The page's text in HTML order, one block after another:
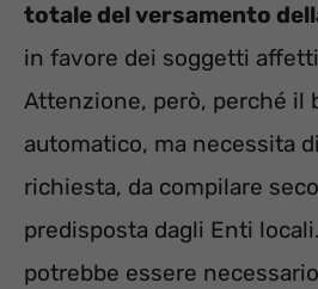
totale del versamento
in favore dei soggetti
Attenzione, però, perché il
automatico, ma necessita
richiesta, da compilare
predisposta dagli Enti
potrebbe essere